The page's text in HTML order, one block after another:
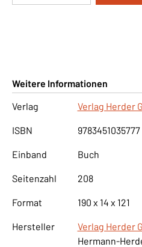
Weitere Informationen
Verlag
Verlag Herder
ISBN 9783451035777
Einband Buch
Seitenzahl 208
Format 190 x 14 x 121
Hersteller
Verlag Herder
Hermann-